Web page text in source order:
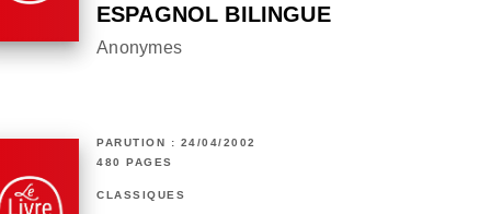
ESPAGNOL BILINGUE
Anonymes
PARUTION : 24/04/2002
480 PAGES
CLASSIQUES